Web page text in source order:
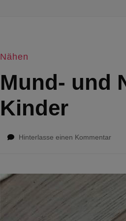
Nähen
Mund- und
Kinder
Hinterlasse einen Kommentarzu
für